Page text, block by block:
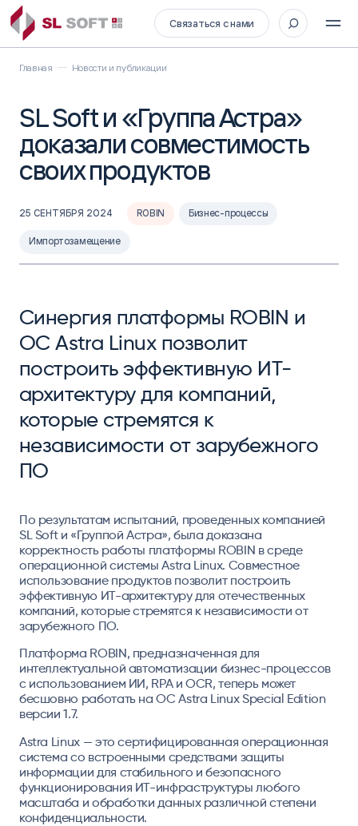
Связаться с нами
Главная Новости и публикации
SL Soft и «Группа Астра»
доказали совместимость
своих продуктов
25 СЕНТЯБРЯ 2024 ROBIN Бизнес-процессы
Импортозамещение
Синергия платформы ROBIN и
ОС Astra Linux позволит
построить эффективную ИТ-
архитектуру для компаний,
которые стремятся к
независимости от зарубежного
ПО
По результатам испытаний, проведенных компанией
SL Soft и «Группой Астра», была доказана
корректность работы платформы ROBIN в среде
операционной системы Astra Linux. Совместное
использование продуктов позволит построить
эффективную ИТ-архитектуру для отечественных
компаний, которые стремятся к независимости от
зарубежного ПО.
Платформа ROBIN, предназначенная для
интеллектуальной автоматизации бизнес-процессов
с использованием ИИ, RPA и OCR, теперь может
бесшовно работать на ОС Astra Linux Special Edition
версии 1.7.
Astra Linux — это сертифицированная операционная
система со встроенными средствами защиты
информации для стабильного и безопасного
функционирования ИТ-инфраструктуры любого
масштаба и обработки данных различной степени
конфиденциальности.